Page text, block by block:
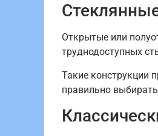
Открытые или
труднодоступных
Такие конструкции
правильно